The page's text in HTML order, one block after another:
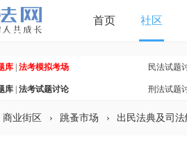
首页 社区
库 法考模拟考场 民法试题
库 法考试题讨论 刑法试题
商业街区 › 跳蚤市场 › 出民法典及司